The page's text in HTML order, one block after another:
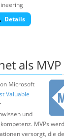
Details
als MVP
Microsoft
Valuable
und
MVPs
versorgt, die